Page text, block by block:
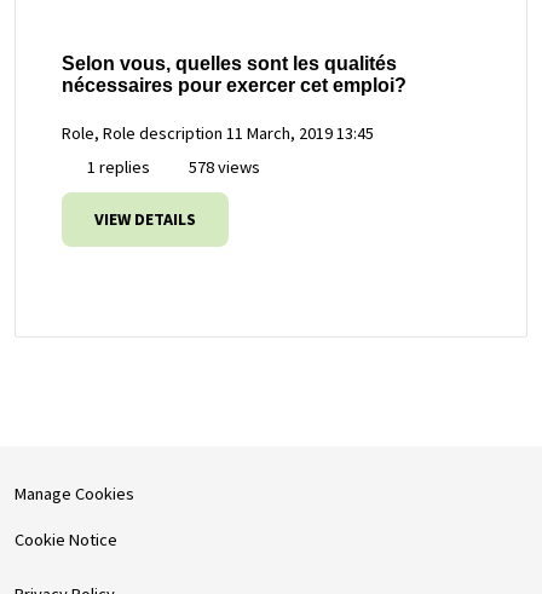
Selon vous, quelles sont les qualités
nécessaires pour exercer cet emploi?
Role, Role description 11 March, 2019 13:45
1 replies
578 views
VIEW DETAILS
Manage Cookies
Cookie Notice